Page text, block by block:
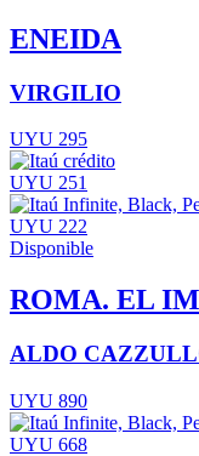
ENEIDA
VIRGILIO
UYU 295
UYU 251
UYU 222
Disponible
ROMA. EL
ALDO
UYU 890
UYU 668